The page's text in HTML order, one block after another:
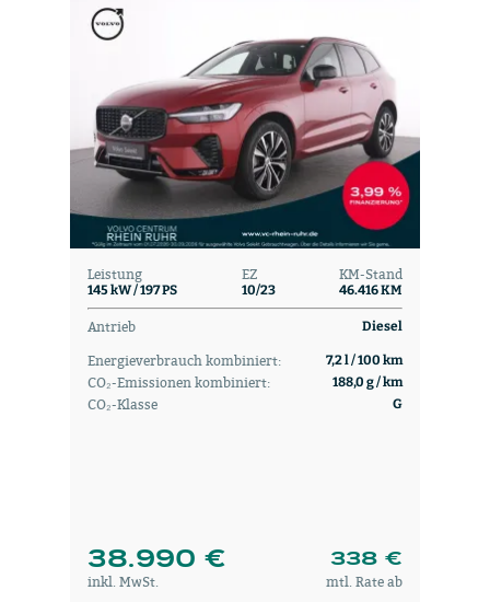
Leistung
145 kW / 197 PS
EZ
10/23
KM-Stand
46.416 KM
Antrieb Diesel
Energieverbrauch kombiniert: 7,2 l / 100 km
CO₂-Emissionen kombiniert: 188,0 g / km
CO₂-Klasse G
38.990 € 338 €
inkl. MwSt. mtl. Rate ab